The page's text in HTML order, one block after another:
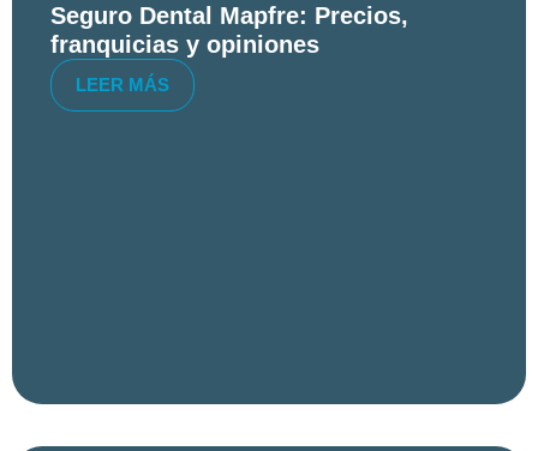
Seguro Dental Mapfre: Precios,
franquicias y opiniones
LEER MÁS